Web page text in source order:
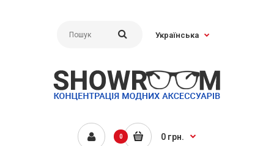
Українська
0 0 грн.